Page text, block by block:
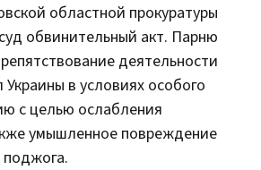
областной прокуратуры
обвинительный акт. Парню
деятельности
в условиях особого
с целью ослабления
умышленное повреждение